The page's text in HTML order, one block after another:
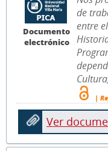
Documento
electrónico
de
entre
|
Ver